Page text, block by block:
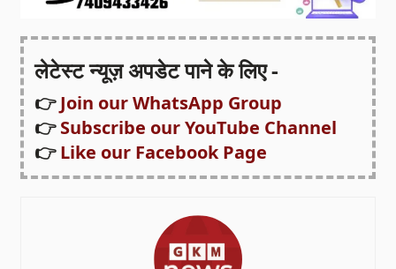
लेटेस्ट न्यूज़ अपडेट पाने के लिए -
👉Join our WhatsApp Group
👉Subscribe our YouTube Channel
👉Like our Facebook Page